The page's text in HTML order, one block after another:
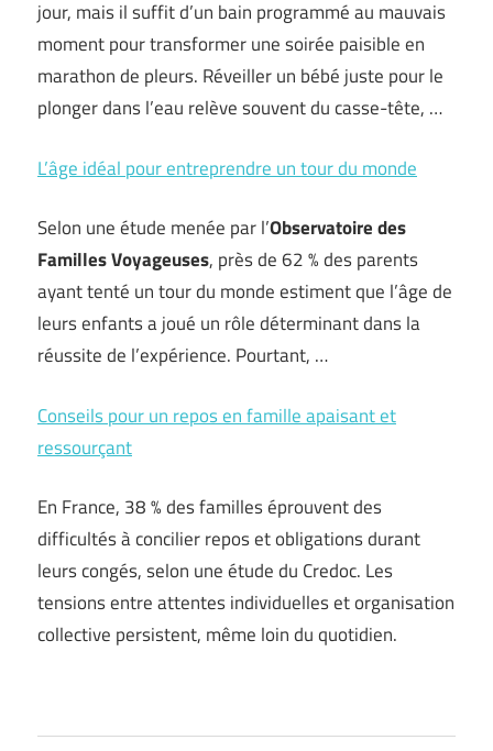
jour, mais il suffit d’un bain programmé au mauvais
moment pour transformer une soirée paisible en
marathon de pleurs. Réveiller un bébé juste pour le
plonger dans l’eau relève souvent du casse-tête, …
L’âge idéal pour entreprendre un tour du monde
Selon une étude menée par l’Observatoire des
Familles Voyageuses, près de 62 % des parents
ayant tenté un tour du monde estiment que l’âge de
leurs enfants a joué un rôle déterminant dans la
réussite de l’expérience. Pourtant, …
Conseils pour un repos en famille apaisant et
ressourçant
En France, 38 % des familles éprouvent des
difficultés à concilier repos et obligations durant
leurs congés, selon une étude du Credoc. Les
tensions entre attentes individuelles et organisation
collective persistent, même loin du quotidien.